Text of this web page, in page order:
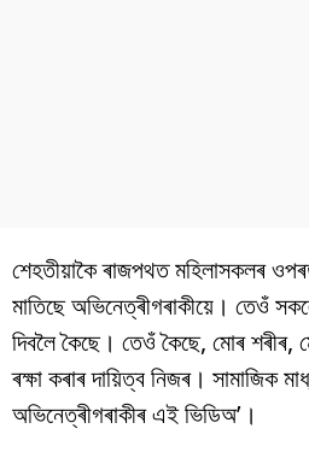
শেহতীয়াকৈ ৰাজপথত মহিলাসকলৰ
মাতিছে অভিনেত্ৰীগৰাকীয়ে। তেওঁ
দিবলৈ কৈছে। তেওঁ কৈছে, মোৰ শৰীৰ,
ৰক্ষা কৰাৰ দায়িত্ব নিজৰ। সামাজিক
অভিনেত্ৰীগৰাকীৰ এই ভিডিঅ’।